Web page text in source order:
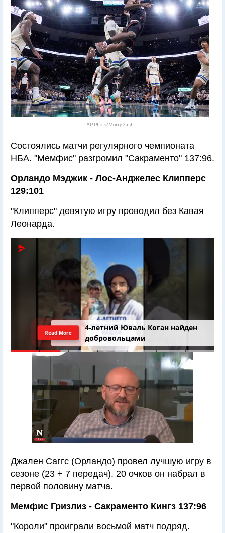
AP Photo/Morry Gash
Состоялись матчи регулярного чемпионата
НБА. "Мемфис" разгромил "Сакраменто" 137:96.
Орландо Мэджик - Лос-Анджелес Клипперс
129:101
"Клипперс" девятую игру проводил без Кавая
Леонарда.
4-летний Юваль Коган найден
добровольцами
Read More
Джален Саггс (Орландо) провел лучшую игру в
сезоне (23 + 7 передач). 20 очков он набрал в
первой половину матча.
Мемфис Гризлиз - Сакраменто Кингз 137:96
"Короли" проиграли восьмой матч подряд.